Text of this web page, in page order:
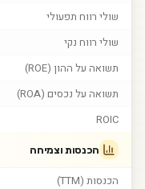
שולי רווח תפעולי
שולי רווח נקי
תשואה על ההון (ROE)
תשואה על נכסים (ROA)
ROIC
הכנסות וצמיחה
הכנסות (TTM)